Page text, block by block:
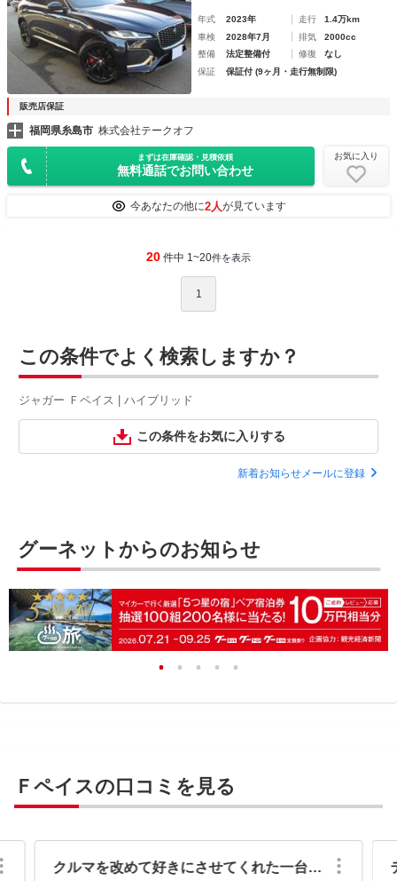
年式 2023年 走行
1.4万km
車検
2028年7月 排気
2000cc
整備
法定整備付 修復
なし
保証
保証付 (9ヶ月・走行無制限)
販売店保証
福岡県糸島市 株式会社テークオフ
まずは在庫確認・見積依頼
無料通話でお問い合わせ
お気に入り
今あなたの他に2人が見ています
20 件中 1~20件を表示
1
この条件でよく検索しますか？
ジャガー Ｆペイス | ハイブリッド
この条件をお気に入りする
新着お知らせメールに登録
グーネットからのお知らせ
Ｆペイスの口コミを見る
クルマを改めて好きにさせてくれた一台です。